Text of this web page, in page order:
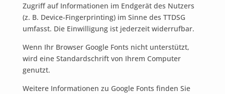
Zugriff auf Informationen im Endgerät des Nutzers
(z. B. Device-Fingerprinting) im Sinne des TTDSG
umfasst. Die Einwilligung ist jederzeit widerrufbar.
Wenn Ihr Browser Google Fonts nicht unterstützt,
wird eine Standardschrift von Ihrem Computer
genutzt.
Weitere Informationen zu Google Fonts finden Sie